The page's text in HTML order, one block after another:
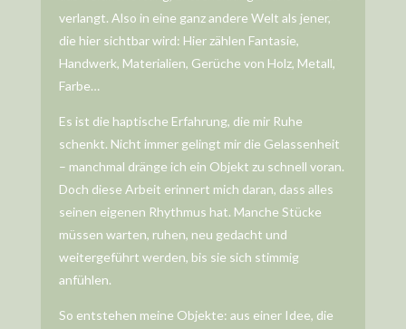
verlangt. Also in eine ganz andere Welt als jener,
die hier sichtbar wird: Hier zählen Fantasie,
Handwerk, Materialien, Gerüche von Holz, Metall,
Farbe…
Es ist die haptische Erfahrung, die mir Ruhe
schenkt. Nicht immer gelingt mir die Gelassenheit
– manchmal dränge ich ein Objekt zu schnell voran.
Doch diese Arbeit erinnert mich daran, dass alles
seinen eigenen Rhythmus hat. Manche Stücke
müssen warten, ruhen, neu gedacht und
weitergeführt werden, bis sie sich stimmig
anfühlen.
So entstehen meine Objekte: aus einer Idee, die